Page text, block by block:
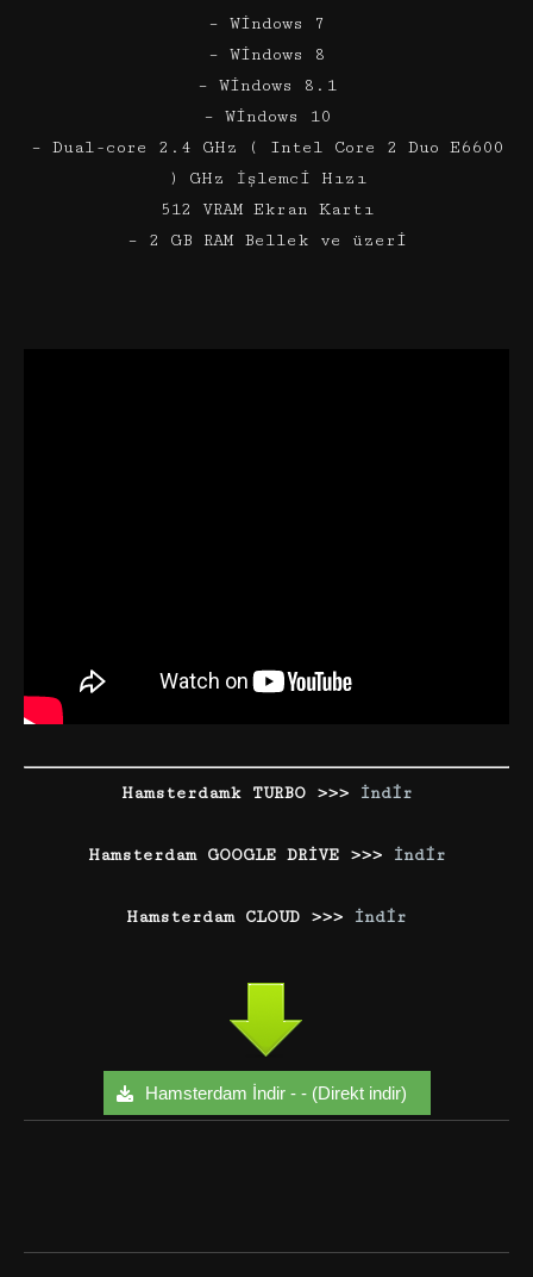
– Windows 7
– Windows 8
– Windows 8.1
– Windows 10
– Dual-core 2.4 GHz ( Intel Core 2 Duo E6600
) GHz İşlemci Hızı
512 VRAM Ekran Kartı
– 2 GB RAM Bellek ve üzeri
Hamsterdamk TURBO >>> İndir
Hamsterdam GOOGLE DRİVE >>> İndir
Hamsterdam CLOUD >>> İndir
Hamsterdam İndir - - (Direkt indir)